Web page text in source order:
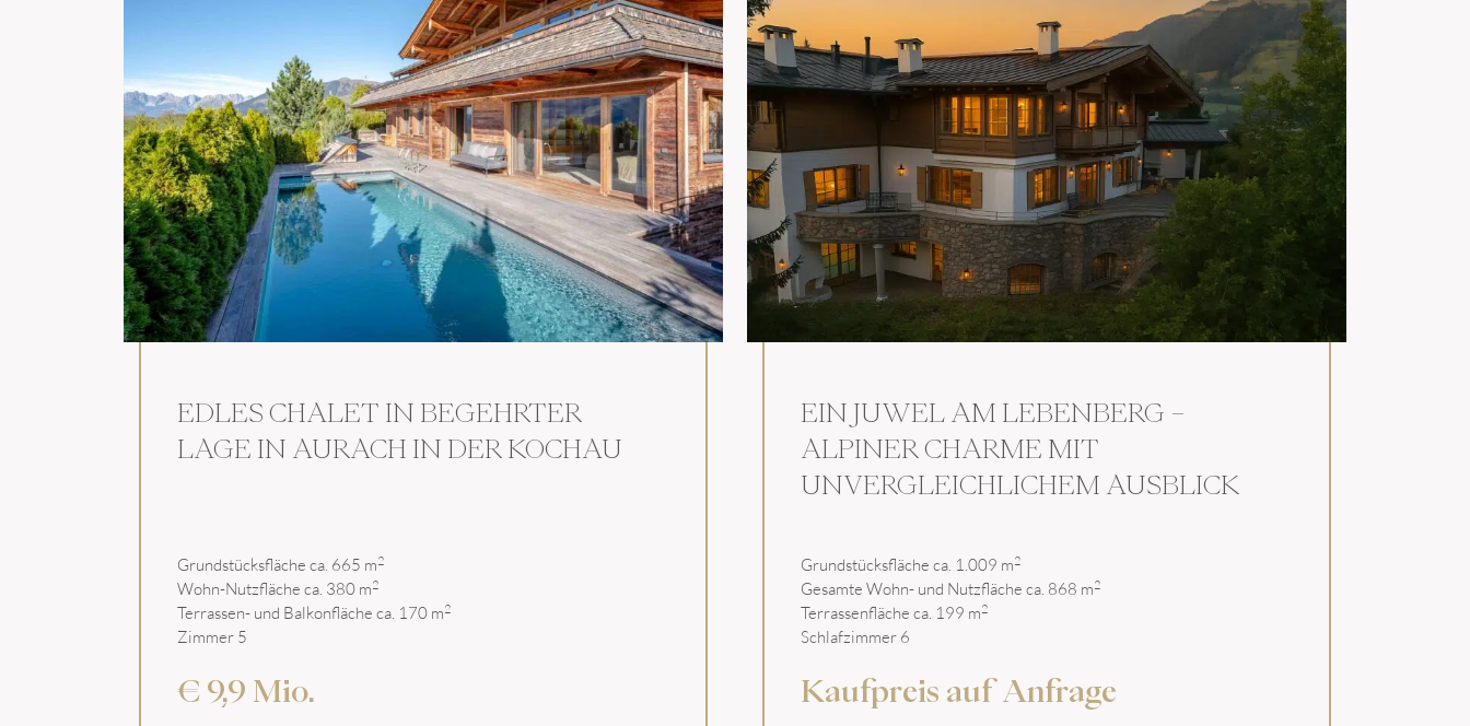
EDLES CHALET IN BEGEHRTER
LAGE IN AURACH IN DER KOCHAU
Grundstücksfläche ca. 665 m2
Wohn-Nutzfläche ca. 380 m2
Terrassen- und Balkonfläche ca. 170 m2
Zimmer 5
€ 9,9 Mio.
EIN JUWEL AM LEBENBERG –
ALPINER CHARME MIT
UNVERGLEICHLICHEM AUSBLICK
Grundstücksfläche ca. 1.009 m2
Gesamte Wohn- und Nutzfläche ca. 868 m2
Terrassenfläche ca. 199 m2
Schlafzimmer 6
Kaufpreis auf Anfrage